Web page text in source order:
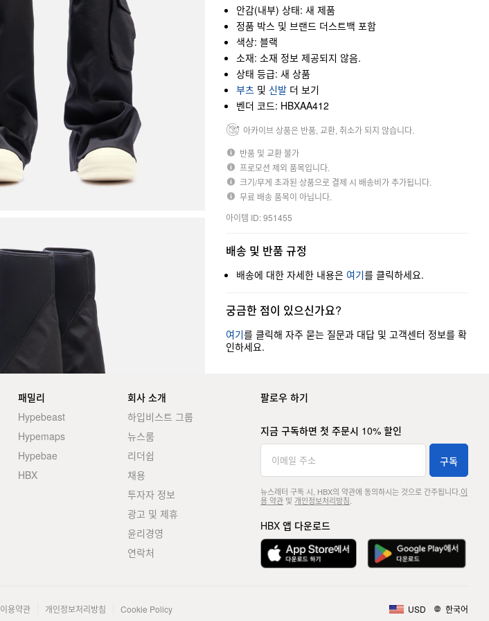
안감(내부) 상태: 새 제품
정품 박스 및 브랜드 더스트백 포함
색상: 블랙
소재: 소재 정보 제공되지 않음.
상태 등급: 새 상품
부츠 및 신발 더 보기
벤더 코드: HBXAA412
아카이브 상품은 반품, 교환, 취소가 되지 않습니다.
반품 및 교환 불가
프로모션 제외 품목입니다.
크기/무게 초과된 상품으로 결제 시 배송비가 추가됩니다.
무료 배송 품목이 아닙니다.
아이템 ID: 951455
배송 및 반품 규정
배송에 대한 자세한 내용은 여기를 클릭하세요.
궁금한 점이 있으신가요?
여기를 클릭해 자주 묻는 질문과 대답 및 고객센터 정보를 확
인하세요.
패밀리
Hypebeast
Hypemaps
Hypebae
HBX
회사 소개
하입비스트 그룹
뉴스룸
리더쉽
채용
투자자 정보
광고 및 제휴
윤리경영
연락처
팔로우 하기
지금 구독하면 첫 주문시 10% 할인
구독
뉴스레터 구독 시, HBX의 약관에 동의하시는 것으로 간주됩니다. 이
용 약관및 개인정보처리방침
HBX 앱 다운로드
이용약관 개인정보처리방침 Cookie Policy USD 한국어